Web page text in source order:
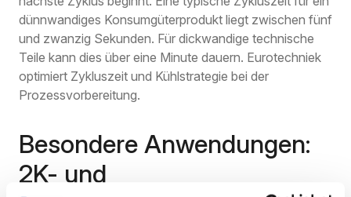
dünnwandiges Konsumgüterprodukt liegt zwischen fünf
und zwanzig Sekunden. Für dickwandige technische
Teile kann dies über eine Minute dauern. Eurotechniek
optimiert Zykluszeit und Kühlstrategie bei der
Prozessvorbereitung.
Besondere Anwendungen:
2K- und